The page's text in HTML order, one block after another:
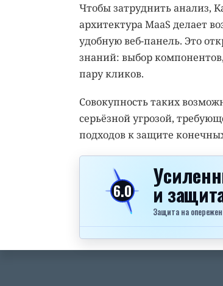
Чтобы затруднить анализ,
архитектура MaaS делает
удобную веб-панель. Это
знаний: выбор
пару кликов.
Совокупность таких
серьёзной угрозой,
подходов к защите
6.0 и
Защита на